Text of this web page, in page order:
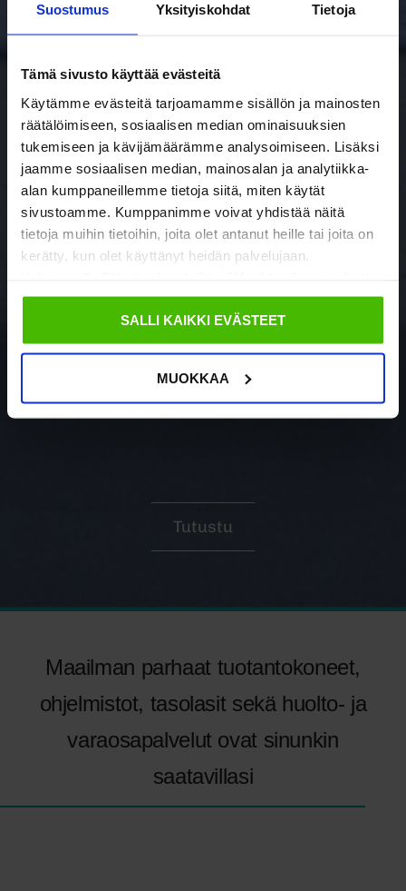
Suostumus Yksityiskohdat Tietoja
Tämä sivusto käyttää evästeitä
Käytämme evästeitä tarjoamamme sisällön ja mainosten
räätälöimiseen, sosiaalisen median ominaisuuksien
tukemiseen ja kävijämäärämme analysoimiseen. Lisäksi
jaamme sosiaalisen median, mainosalan ja analytiikka-
alan kumppaneillemme tietoja siitä, miten käytät
sivustoamme. Kumppanimme voivat yhdistää näitä
tietoja muihin tietoihin, joita olet antanut heille tai joita on
kerätty, kun olet käyttänyt heidän palvelujaan.
sallimiisi evästeisiin.
SALLI KAIKKI EVÄSTEET
MUOKKAA
Tutustu
Maailman parhaat tuotantokoneet,
ohjelmistot, tasolasit sekä huolto- ja
varaosapalvelut ovat sinunkin
saatavillasi